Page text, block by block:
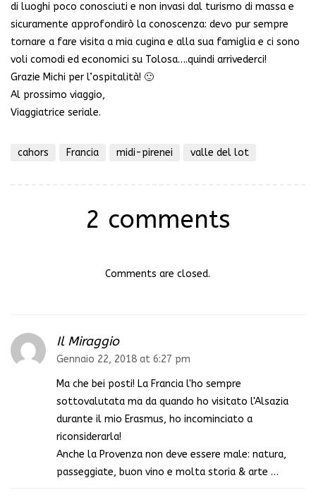
di luoghi poco conosciuti e non invasi dal turismo di massa e
sicuramente approfondirò la conoscenza: devo pur sempre
tornare a fare visita a mia cugina e alla sua famiglia e ci sono
voli comodi ed economici su Tolosa….quindi arrivederci!
Grazie Michi per l’ospitalità! 🙂
Al prossimo viaggio,
Viaggiatrice seriale.
cahors Francia midi-pirenei valle del lot
2 comments
Comments are closed.
Il Miraggio
Gennaio 22, 2018 at 6:27 pm
Ma che bei posti! La Francia l'ho sempre
sottovalutata ma da quando ho visitato l'Alsazia
durante il mio Erasmus, ho incominciato a
riconsiderarla!
Anche la Provenza non deve essere male: natura,
passeggiate, buon vino e molta storia & arte …